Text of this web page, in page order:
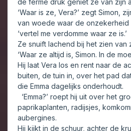
‘Waar is ze, Vera?’ zegt Simon,
van woede waar de onzekerheid
‘vertel me verdomme waar ze is.’
Ze snuift lachend bij het zien van
‘Waar ze altijd is, Simon. In de
Hij laat Vera los en rent naar de
buiten, de tuin in, over het pad
die Emma dagelijks onderhoudt.
‘Emma?’ roept hij uit over het
paprikaplanten, radijsjes,
aubergines.
Hij kijkt in de schuur, achter de